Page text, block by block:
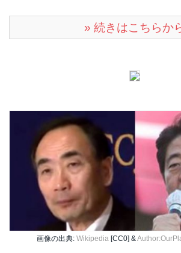
» 続きはこちらか
画像の出典: Wikipedia [CC0] &